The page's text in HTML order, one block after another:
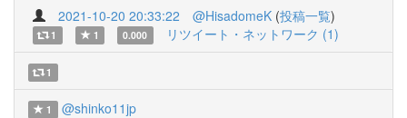
2021-10-20 20:33:22 @HisadomeK (投稿一覧)
1 1 0.000 リツイート・ネットワーク (1)
1
1 @shinko11jp